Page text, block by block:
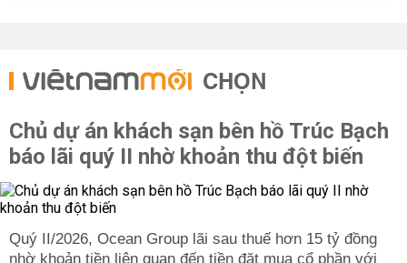
CHỌN
Chủ dự án khách sạn bên hồ Trúc Bạch
báo lãi quý II nhờ khoản thu đột biến
Quý II/2026, Ocean Group lãi sau thuế hơn 15 tỷ đồng
nhờ khoản tiền liên quan đến tiền đặt mua cổ phần với